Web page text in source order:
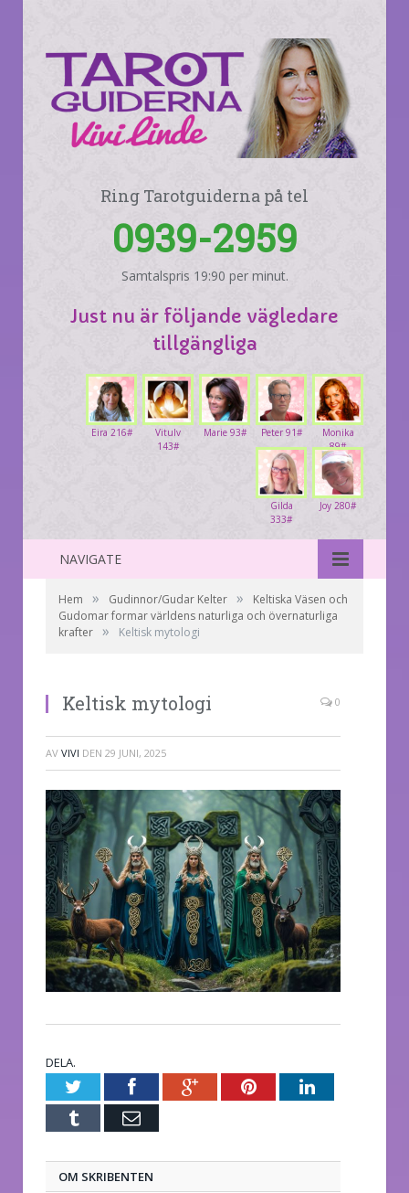
Ring Tarotguiderna på tel
0939-2959
Samtalspris 19:90 per minut.
Just nu är följande vägledare
tillgängliga
Monika
89#
Peter 91#
Marie 93#
Vitulv
143#
Eira 216#
Joy 280#
Gilda
333#
NAVIGATE
Hem » Gudinnor/Gudar Kelter »
Keltiska Väsen och
Gudomar formar världens naturliga och övernaturliga
krafter » Keltisk mytologi
Keltisk mytologi 0
AV VIVI DEN 29 JUNI, 2025
DELA.
TwitterFacebookGoogle+PinterestLinkedIn
Tumblr E-
OM SKRIBENTEN